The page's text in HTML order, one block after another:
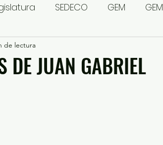
SEDECO GEM GEM
Edoméx 2023
DE JUAN GABRIEL
de lectura